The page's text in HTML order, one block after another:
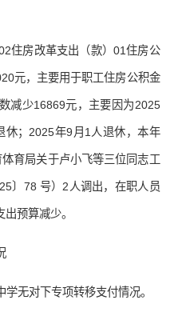
住房改革支出（款）01住房公
元，主要用于职工住房公积金
减少16869元，主要因为2025
休；2025年9月1人退休，本年
育局关于卢小飞等三位同志工
〕78 号）2人调出，在职人员
预算减少。
无对下专项转移支付情况。